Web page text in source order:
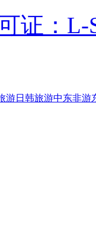
证：L-
游日韩旅游中东非游